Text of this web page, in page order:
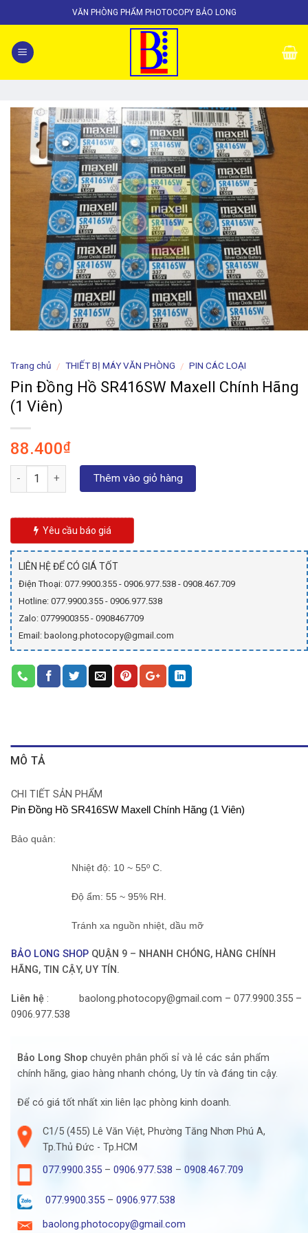
to
content
VĂN PHÒNG PHẨM PHOTOCOPY BẢO LONG
Trang chủ / THIẾT BỊ MÁY VĂN PHÒNG / PIN CÁC LOẠI
Pin Đồng Hồ SR416SW Maxell Chính Hãng
(1 Viên)
88.400₫
Số lượng Thêm vào giỏ hàng
Yêu cầu báo giá
LIÊN HỆ ĐỂ CÓ GIÁ TỐT
Điện Thoại: 077.9900.355 - 0906.977.538 - 0908.467.709
Hotline: 077.9900.355 - 0906.977.538
Zalo: 0779900355 - 0908467709
Email: baolong.photocopy@gmail.com
MÔ TẢ
CHI TIẾT SẢN PHẨM
Pin Đồng Hồ SR416SW Maxell Chính Hãng (1 Viên)
Bảo quản:
Nhiệt độ: 10 ~ 55º C.
Độ ẩm: 55 ~ 95% RH.
Tránh xa nguồn nhiệt, dầu mỡ
BẢO LONG SHOP QUẬN 9 – NHANH CHÓNG, HÀNG CHÍNH
HÃNG, TIN CẬY, UY TÍN.
Liên hệ : baolong.photocopy@gmail.com – 077.9900.355 –
0906.977.538
Bảo Long Shop chuyên phân phối sỉ và lẻ các sản phẩm
chính hãng, giao hàng nhanh chóng, Uy tín và đáng tin cậy.
Để có giá tốt nhất xin liên lạc phòng kinh doanh.
C1/5 (455) Lê Văn Việt, Phường Tăng Nhơn Phú A,
Tp.Thủ Đức - Tp.HCM
077.9900.355– 0906.977.538 – 0908.467.709
077.9900.355– 0906.977.538
baolong.photocopy@gmail.com